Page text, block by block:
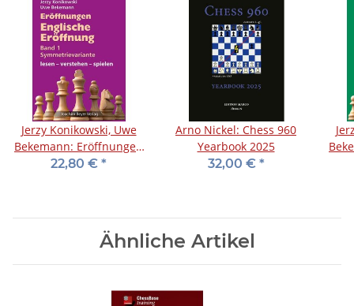
Jerzy Konikowski, Uwe
Bekemann: Eröffnungen
- Englische Eröffnung
22,80 € *
Arno Nickel: Chess 960
Yearbook 2025
32,00 € *
Ähnliche Artikel